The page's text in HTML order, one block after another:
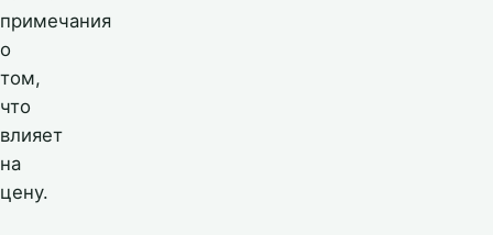
примечания
о
том,
что
влияет
на
цену.